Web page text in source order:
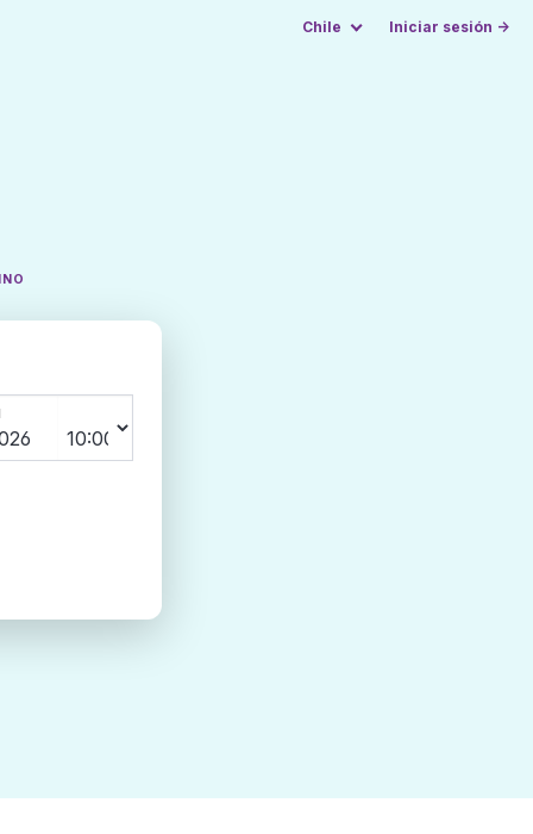
Chile Iniciar sesión →